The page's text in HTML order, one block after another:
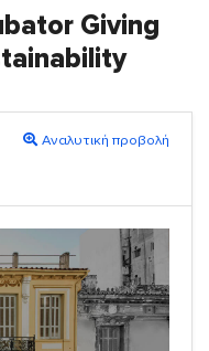
Giving
Αναλυτική προβολή